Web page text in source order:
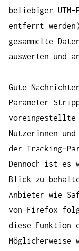
beliebiger
entfernt
gesammelte
auswerten und
Gute
Parameter
voreingestellte
Nutzerinnen und
der Tracking-
Dennoch ist es
Blick zu
Anbieter wie
von Firefox
diese Funktion
Möglicherweise